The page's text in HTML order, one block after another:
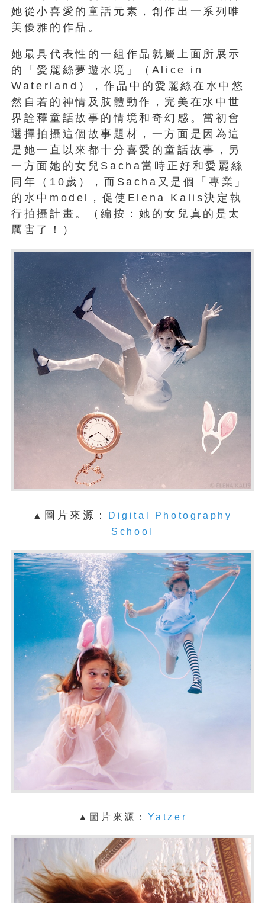
她從小喜愛的童話元素，創作出一系列唯
美優雅的作品。
她最具代表性的一組作品就屬上面所展示
的「愛麗絲夢遊水境」（Alice in
Waterland），作品中的愛麗絲在水中悠
然自若的神情及肢體動作，完美在水中世
界詮釋童話故事的情境和奇幻感。當初會
選擇拍攝這個故事題材，一方面是因為這
是她一直以來都十分喜愛的童話故事，另
一方面她的女兒Sacha當時正好和愛麗絲
同年（10歲），而Sacha又是個「專業」
的水中model，促使Elena Kalis決定執
行拍攝計畫。（編按：她的女兒真的是太
厲害了！）
▲ 圖片來源：
Digital Photography
School
▲圖片來源： Yatzer